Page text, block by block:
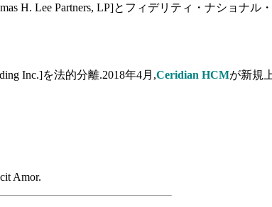
H. Lee Partners, LP]とフィデリティ・ナショナル
Inc.]を法的分離.2018年4月,Ceridian HCMが新規
Amor.